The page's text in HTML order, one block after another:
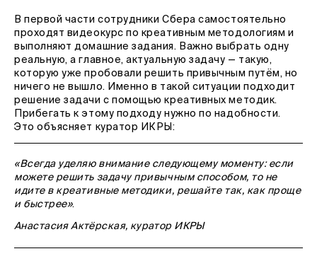
В первой части сотрудники Сбера самостоятельно
проходят видеокурс по креативным методологиям и
выполняют домашние задания. Важно выбрать одну
реальную, а главное, актуальную задачу — такую,
которую уже пробовали решить привычным путём, но
ничего не вышло. Именно в такой ситуации подходит
решение задачи с помощью креативных методик.
Прибегать к этому подходу нужно по надобности.
Это объясняет куратор ИКРЫ:
«Всегда уделяю внимание следующему моменту: если
можете решить задачу привычным способом, то не
идите в креативные методики, решайте так, как проще
и быстрее».
Анастасия Актёрская, куратор ИКРЫ